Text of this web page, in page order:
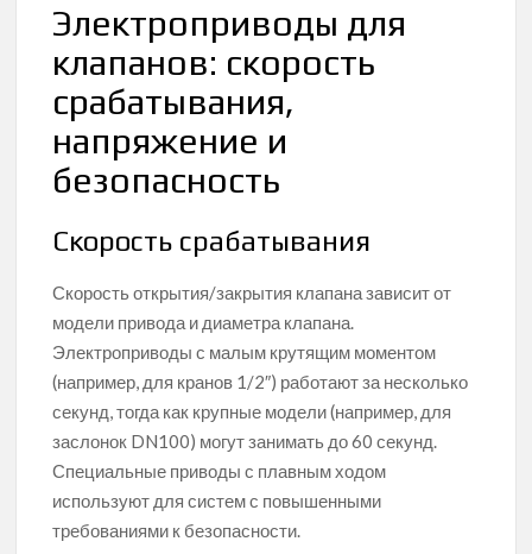
Электроприводы для
клапанов: скорость
срабатывания,
напряжение и
безопасность
Скорость срабатывания
Скорость открытия/закрытия клапана зависит от
модели привода и диаметра клапана.
Электроприводы с малым крутящим моментом
(например, для кранов 1/2″) работают за несколько
секунд, тогда как крупные модели (например, для
заслонок DN100) могут занимать до 60 секунд.
Специальные приводы с плавным ходом
используют для систем с повышенными
требованиями к безопасности.